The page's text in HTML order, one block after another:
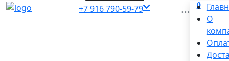
+7 916 790-59-79
0
...
О